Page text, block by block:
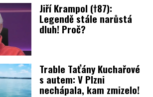
Jiří Krampol (†87):
Legendě stále narůstá
dluh! Proč?
Trable Taťány Kuchařové
s autem: V Plzni
nechápala, kam zmizelo!